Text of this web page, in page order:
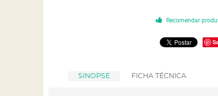
Recomendar
SINOPSE FICHA TÉCNICA